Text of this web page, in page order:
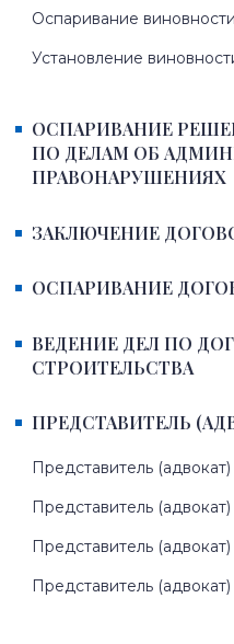
Оспаривание
Установление
ОСПАРИВАНИЕ
ПО ДЕЛАМ ОБ
ПРАВОНАРУШЕНИЯХ
ЗАКЛЮЧЕНИЕ
ОСПАРИВАНИЕ
ВЕДЕНИЕ ДЕЛ ПО
СТРОИТЕЛЬСТВА
ПРЕДСТАВИТЕЛЬ
Представитель
Представитель
Представитель
Представитель